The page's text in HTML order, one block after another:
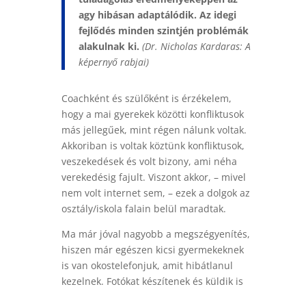
agy hibásan adaptálódik. Az idegi
fejlődés minden szintjén problémák
alakulnak ki. (Dr. Nicholas Kardaras: A
képernyő rabjai)
Coachként és szülőként is érzékelem,
hogy a mai gyerekek közötti konfliktusok
más jellegűek, mint régen nálunk voltak.
Akkoriban is voltak köztünk konfliktusok,
veszekedések és volt bizony, ami néha
verekedésig fajult. Viszont akkor, – mivel
nem volt internet sem, – ezek a dolgok az
osztály/iskola falain belül maradtak.
Ma már jóval nagyobb a megszégyenítés,
hiszen már egészen kicsi gyermekeknek
is van okostelefonjuk, amit hibátlanul
kezelnek. Fotókat készítenek és küldik is